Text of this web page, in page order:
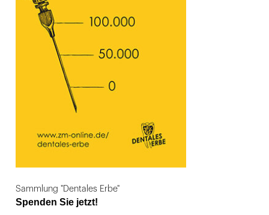
Sammlung "Dentales Erbe"
Spenden Sie jetzt!